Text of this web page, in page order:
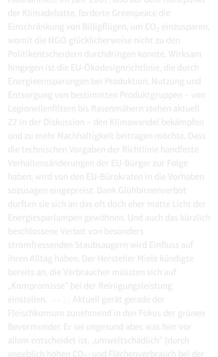
der Klimadebatte, forderte Greenpeace die
Einschränkung von Billigflügen, um CO2 einzusparen,
womit die NGO glücklicherweise nicht zu den
Politikentscheidern durchdringen konnte. Wirksam
hingegen ist die EU-Ökodesignrichtlinie, die durch
Energieeinsparungen bei Produktion, Nutzung und
Entsorgung von bestimmten Produktgruppen – von
Legionellenfiltern bis Rasenmähern stehen aktuell
27 in der Diskussion – den Klimawandel bekämpfen
und zu mehr Nachhaltigkeit beitragen möchte. Dass
die technischen Vorgaben der Richtlinie handfeste
Verhaltensänderungen der EU-Bürger zur Folge
haben, wird von den EU-Bürokraten in die Vorhaben
sozusagen eingepreist. Dank Glühbirnenverbot
durften sie sich an das oft doch eher matte Licht der
Energiesparlampen gewöhnen. Und auch das kürzlich
beschlossene Verbot von besonders
stromfressenden Staubsaugern wird Einfluss auf
ihren Alltag haben. Der Hersteller Miele kündigte
bereits an, die Verbraucher müssten sich auf
„Kompromisse“ bei der Reinigungsleistung
einstellen.
Aktuell gerät gerade der
Fleischkonsum zunehmend in den Fokus der grünen
Bevormunder. Er sei ungesund aber, was hier vor
allem entscheidet ist, „umweltschädlich“ (durch
angeblich hohen CO
- und Flächenverbrauch bei der